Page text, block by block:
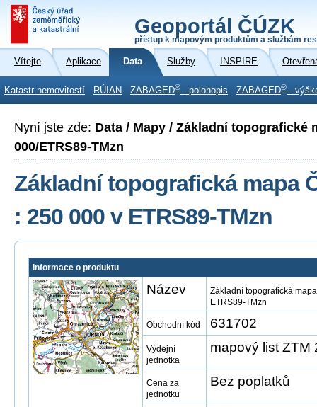
Geoportál ČÚZK
přístup k mapovým produktům a službám
Vítejte Aplikace Data Služby INSPIRE
Katastr nemovitostí RÚIAN ZABAGED® - polohopis ZABAGED® -
Nyní jste zde: Data / Mapy / Základní topografické
000/ETRS89-TMzn
Základní topografická mapa
: 250 000 v ETRS89-TMzn
Informace o produktu
Název
Základní topografická
ETRS89-TMzn
Obchodní kód 631702
Výdejní
jednotka
mapový list ZTM
Cena za
jednotku
Bez poplatků